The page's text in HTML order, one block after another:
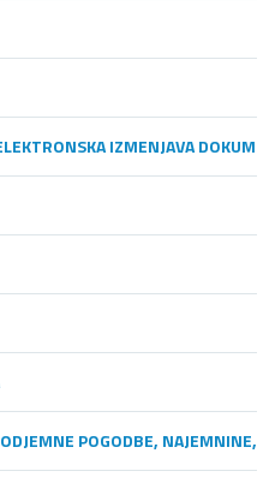
IZMENJAVA
POGODBE, NAJEMNINE,…